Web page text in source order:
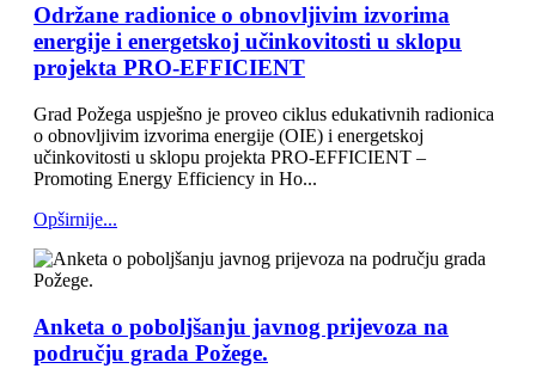
Održane radionice o obnovljivim izvorima
energije i energetskoj učinkovitosti u sklopu
projekta PRO-EFFICIENT
Grad Požega uspješno je proveo ciklus edukativnih radionica
o obnovljivim izvorima energije (OIE) i energetskoj
učinkovitosti u sklopu projekta PRO-EFFICIENT –
Promoting Energy Efficiency in Ho...
Opširnije...
Anketa o poboljšanju javnog prijevoza na
području grada Požege.